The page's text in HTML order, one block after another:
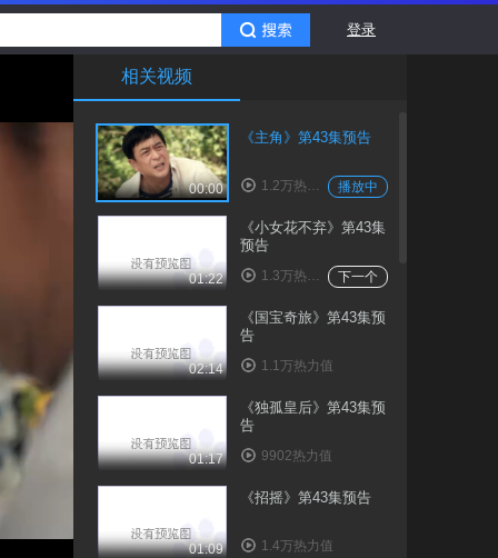
登录
相关视频
00:00
《主角》第43集预告
播放中
1.2万热力值
01:22
《小女花不弃》第43集
预告
下一个
1.3万热力值
02:14
《国宝奇旅》第43集预
告
1.1万热力值
01:17
《独孤皇后》第43集预
告
9902热力值
01:09
《招摇》第43集预告
1.4万热力值